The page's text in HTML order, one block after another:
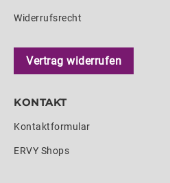
Widerrufsrecht
Vertrag widerrufen
KONTAKT
Kontaktformular
ERVY Shops